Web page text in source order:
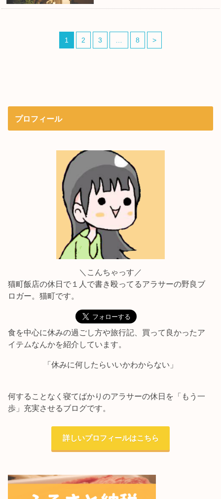
1 2 3 8 >
プロフィール
＼こんちゃっす／
猫町飯店の休日で１人で書き殴ってるアラサーの野良ブ
ロガー。猫町です。
食を中心に休みの過ごし方や旅行記、買って良かったア
イテムなんかを紹介しています。
「休みに何したらいいかわからない」
何することなく寝てばかりのアラサーの休日を「もう一
歩」充実させるブログです。
詳しいプロフィールはこちら